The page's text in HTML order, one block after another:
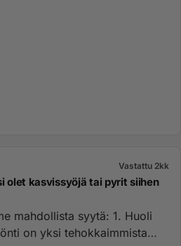
Vastattu 2kk
olet kasvissyöjä tai pyrit siihen
mahdollista syytä: 1. Huoli